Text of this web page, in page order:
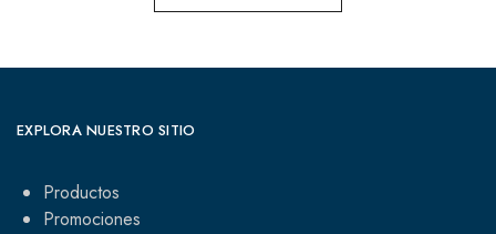
EXPLORA NUESTRO SITIO
Productos
Promociones